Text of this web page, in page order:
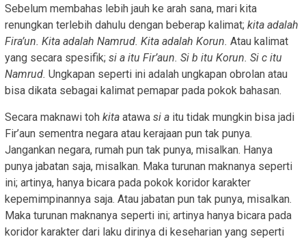
Sebelum membahas lebih jauh ke arah sana, mari kita
renungkan terlebih dahulu dengan beberap kalimat; kita adalah
Fira’un. Kita adalah Namrud. Kita adalah Korun. Atau kalimat
yang secara spesifik; si a itu Fir’aun. Si b itu Korun. Si c itu
Namrud. Ungkapan seperti ini adalah ungkapan obrolan atau
bisa dikata sebagai kalimat pemapar pada pokok bahasan.
Secara maknawi toh kita atawa si a itu tidak mungkin bisa jadi
Fir’aun sementra negara atau kerajaan pun tak punya.
Jangankan negara, rumah pun tak punya, misalkan. Hanya
punya jabatan saja, misalkan. Maka turunan maknanya seperti
ini; artinya, hanya bicara pada pokok koridor karakter
kepemimpinannya saja. Atau jabatan pun tak punya, misalkan.
Maka turunan maknanya seperti ini; artinya hanya bicara pada
koridor karakter dari laku dirinya di keseharian yang seperti